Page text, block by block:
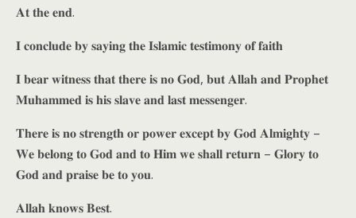
𝐀𝐭 𝐭𝐡𝐞 𝐞𝐧𝐝.
𝐈 𝐜𝐨𝐧𝐜𝐥𝐮𝐝𝐞 𝐛𝐲 𝐬𝐚𝐲𝐢𝐧𝐠 𝐭𝐡𝐞 𝐈𝐬𝐥𝐚𝐦𝐢𝐜 𝐭𝐞𝐬𝐭𝐢𝐦𝐨𝐧𝐲 𝐨𝐟 𝐟𝐚𝐢𝐭𝐡
𝐈 𝐛𝐞𝐚𝐫 𝐰𝐢𝐭𝐧𝐞𝐬𝐬 𝐭𝐡𝐚𝐭 𝐭𝐡𝐞𝐫𝐞 𝐢𝐬 𝐧𝐨 𝐆𝐨𝐝, 𝐛𝐮𝐭 𝐀𝐥𝐥𝐚𝐡 𝐚𝐧𝐝 𝐏𝐫𝐨𝐩𝐡𝐞𝐭
𝐌𝐮𝐡𝐚𝐦𝐦𝐞𝐝 𝐢𝐬 𝐡𝐢𝐬 𝐬𝐥𝐚𝐯𝐞 𝐚𝐧𝐝 𝐥𝐚𝐬𝐭 𝐦𝐞𝐬𝐬𝐞𝐧𝐠𝐞𝐫.
𝐓𝐡𝐞𝐫𝐞 𝐢𝐬 𝐧𝐨 𝐬𝐭𝐫𝐞𝐧𝐠𝐭𝐡 𝐨𝐫 𝐩𝐨𝐰𝐞𝐫 𝐞𝐱𝐜𝐞𝐩𝐭 𝐛𝐲 𝐆𝐨𝐝 𝐀𝐥𝐦𝐢𝐠𝐡𝐭𝐲 –
𝐖𝐞 𝐛𝐞𝐥𝐨𝐧𝐠 𝐭𝐨 𝐆𝐨𝐝 𝐚𝐧𝐝 𝐭𝐨 𝐇𝐢𝐦 𝐰𝐞 𝐬𝐡𝐚𝐥𝐥 𝐫𝐞𝐭𝐮𝐫𝐧 – 𝐆𝐥𝐨𝐫𝐲 𝐭𝐨
𝐆𝐨𝐝 𝐚𝐧𝐝 𝐩𝐫𝐚𝐢𝐬𝐞 𝐛𝐞 𝐭𝐨 𝐲𝐨𝐮.
𝐀𝐥𝐥𝐚𝐡 𝐤𝐧𝐨𝐰𝐬 𝐁𝐞𝐬𝐭.